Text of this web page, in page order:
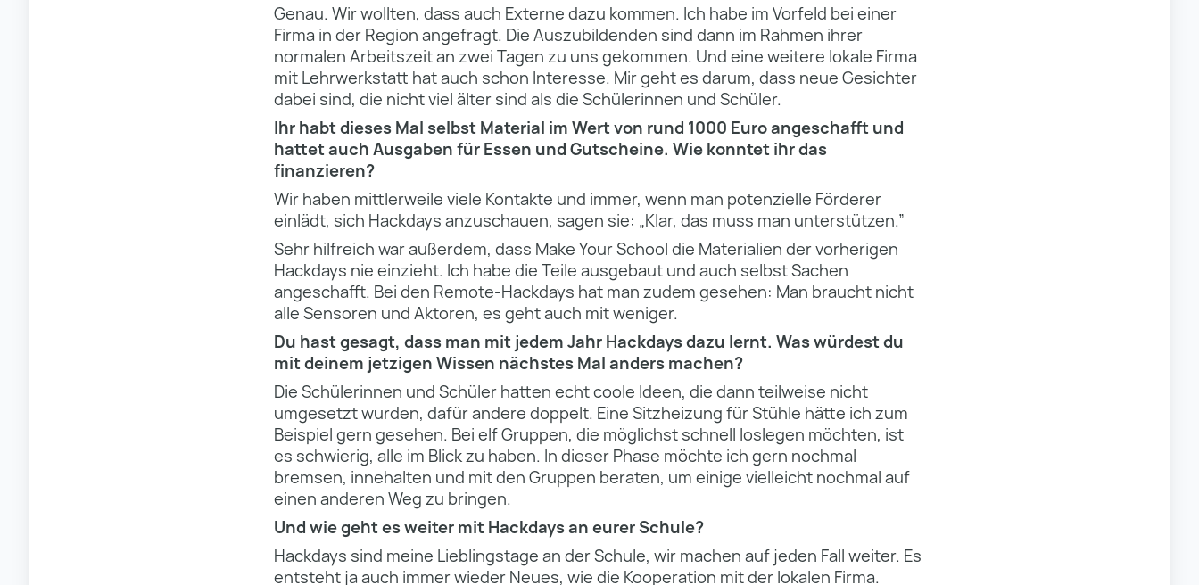
Genau. Wir wollten, dass auch Externe dazu kommen. Ich habe im Vorfeld bei einer
Firma in der Region angefragt. Die Auszubildenden sind dann im Rahmen ihrer
normalen Arbeitszeit an zwei Tagen zu uns gekommen. Und eine weitere lokale Firma
mit Lehrwerkstatt hat auch schon Interesse. Mir geht es darum, dass neue Gesichter
dabei sind, die nicht viel älter sind als die Schülerinnen und Schüler.
Ihr habt dieses Mal selbst Material im Wert von rund 1000 Euro angeschafft und
hattet auch Ausgaben für Essen und Gutscheine. Wie konntet ihr das
finanzieren?
Wir haben mittlerweile viele Kontakte und immer, wenn man potenzielle Förderer
einlädt, sich Hackdays anzuschauen, sagen sie: „Klar, das muss man unterstützen.”
Sehr hilfreich war außerdem, dass Make Your School die Materialien der vorherigen
Hackdays nie einzieht. Ich habe die Teile ausgebaut und auch selbst Sachen
angeschafft. Bei den Remote-Hackdays hat man zudem gesehen: Man braucht nicht
alle Sensoren und Aktoren, es geht auch mit weniger.
Du hast gesagt, dass man mit jedem Jahr Hackdays dazu lernt. Was würdest du
mit deinem jetzigen Wissen nächstes Mal anders machen?
Die Schülerinnen und Schüler hatten echt coole Ideen, die dann teilweise nicht
umgesetzt wurden, dafür andere doppelt. Eine Sitzheizung für Stühle hätte ich zum
Beispiel gern gesehen. Bei elf Gruppen, die möglichst schnell loslegen möchten, ist
es schwierig, alle im Blick zu haben. In dieser Phase möchte ich gern nochmal
bremsen, innehalten und mit den Gruppen beraten, um einige vielleicht nochmal auf
einen anderen Weg zu bringen.
Und wie geht es weiter mit Hackdays an eurer Schule?
Hackdays sind meine Lieblingstage an der Schule, wir machen auf jeden Fall weiter. Es
entsteht ja auch immer wieder Neues, wie die Kooperation mit der lokalen Firma.